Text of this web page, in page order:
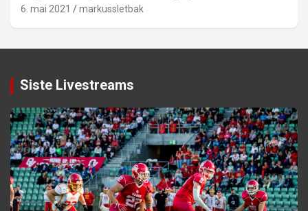
6. mai 2021 markussletbak
Siste Livestreams